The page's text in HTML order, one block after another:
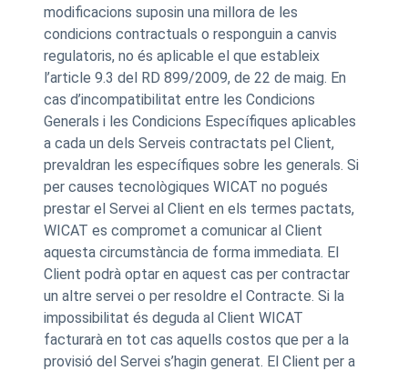
modificacions suposin una millora de les
condicions contractuals o responguin a canvis
regulatoris, no és aplicable el que estableix
l’article 9.3 del RD 899/2009, de 22 de maig. En
cas d’incompatibilitat entre les Condicions
Generals i les Condicions Específiques aplicables
a cada un dels Serveis contractats pel Client,
prevaldran les específiques sobre les generals. Si
per causes tecnològiques WICAT no pogués
prestar el Servei al Client en els termes pactats,
WICAT es compromet a comunicar al Client
aquesta circumstància de forma immediata. El
Client podrà optar en aquest cas per contractar
un altre servei o per resoldre el Contracte. Si la
impossibilitat és deguda al Client WICAT
facturarà en tot cas aquells costos que per a la
provisió del Servei s’hagin generat. El Client per a